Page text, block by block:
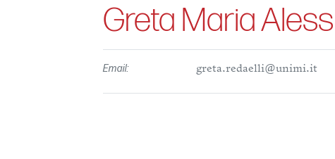
Greta Maria
Email: greta.redaelli@unimi.it